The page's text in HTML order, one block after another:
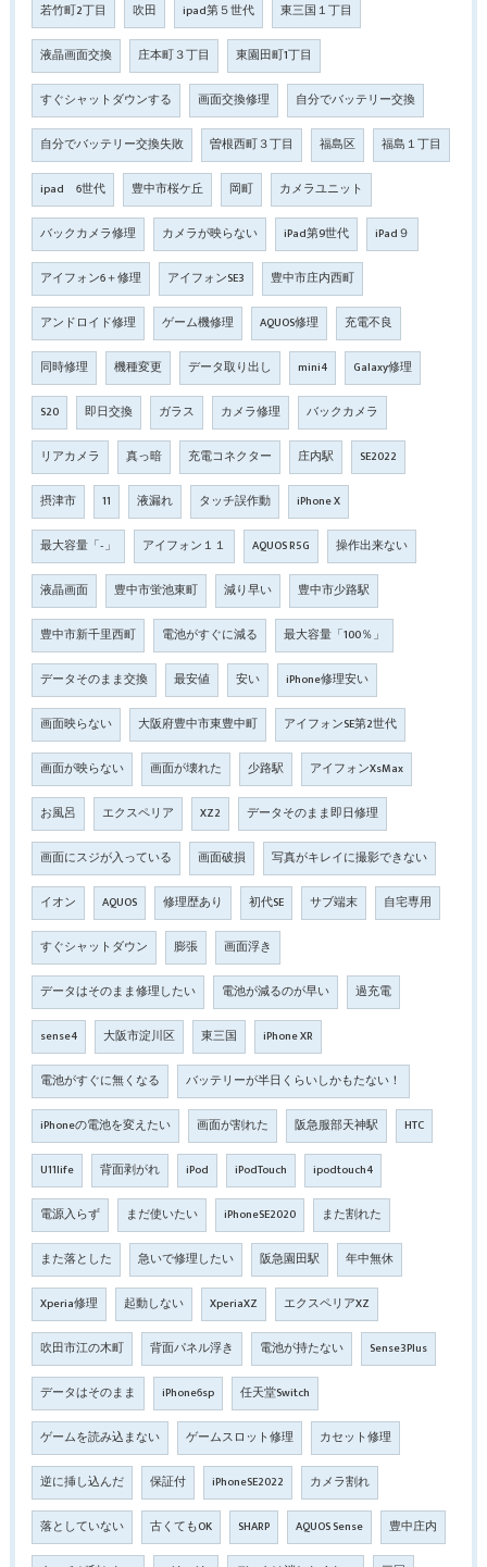
若竹町2丁目 吹田 ipad第５世代 東三国１丁目
液晶画面交換 庄本町３丁目 東園田町1丁目
すぐシャットダウンする 画面交換修理 自分でバッテリー交換
自分でバッテリー交換失敗 曽根西町３丁目 福島区 福島１丁目
ipad 6世代 豊中市桜ケ丘 岡町 カメラユニット
バックカメラ修理 カメラが映らない iPad第9世代 iPad９
アイフォン6＋修理 アイフォンSE3 豊中市庄内西町
アンドロイド修理 ゲーム機修理 AQUOS修理 充電不良
同時修理 機種変更 データ取り出し mini4 Galaxy修理
S20 即日交換 ガラス カメラ修理 バックカメラ
リアカメラ 真っ暗 充電コネクター 庄内駅 SE2022
摂津市 11 液漏れ タッチ誤作動 iPhone X
最大容量「‐」 アイフォン１１ AQUOS R5G 操作出来ない
液晶画面 豊中市蛍池東町 減り早い 豊中市少路駅
豊中市新千里西町 電池がすぐに減る 最大容量「100％」
データそのまま交換 最安値 安い iPhone修理安い
画面映らない 大阪府豊中市東豊中町 アイフォンSE第2世代
画面が映らない 画面が壊れた 少路駅 アイフォンXsMax
お風呂 エクスペリア XZ2 データそのまま即日修理
画面にスジが入っている 画面破損 写真がキレイに撮影できない
イオン AQUOS 修理歴あり 初代SE サブ端末 自宅専用
すぐシャットダウン 膨張 画面浮き
データはそのまま修理したい 電池が減るのが早い 過充電
sense4 大阪市淀川区 東三国 iPhone XR
電池がすぐに無くなる バッテリーが半日くらいしかもたない！
iPhoneの電池を変えたい 画面が割れた 阪急服部天神駅 HTC
U11life 背面剥がれ iPod iPodTouch ipodtouch4
電源入らず まだ使いたい iPhoneSE2020 また割れた
また落とした 急いで修理したい 阪急園田駅 年中無休
Xperia修理 起動しない XperiaXZ エクスペリアXZ
吹田市江の木町 背面パネル浮き 電池が持たない Sense3Plus
データはそのまま iPhone6sp 任天堂Switch
ゲームを読み込まない ゲームスロット修理 カセット修理
逆に挿し込んだ 保証付 iPhoneSE2022 カメラ割れ
落としていない 古くてもOK SHARP AQUOS Sense 豊中庄内